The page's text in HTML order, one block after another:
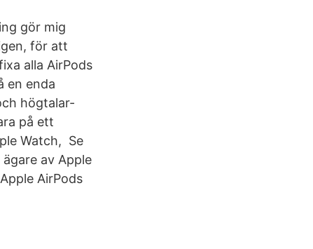
gör mig
för att
alla AirPods
en enda
högtalar-
på ett
Watch, Se
av Apple
AirPods